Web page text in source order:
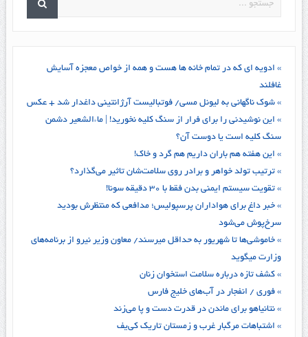
» ادویه ای که در تمام خانه ها هست و همه از خواص معجزه آسایش
غافلند
» شوک ناگهانی به لیونل مسی/ فوتبالیست آرژانتینی داغدار شد + عکس
» این نوشیدنی را برای فرار از سنگ کلیه نخورید! | ماءالشعیر دشمن
سنگ کلیه است یا دوست آن؟
» این هفته هم باران داریم هم گرد و خاک!
» ترتیب تولد خواهر و برادر روی سلامت‌شان تاثیر می‌گذارد؟
» تقویت سیستم ایمنی بدن فقط با ۳۰ دقیقه سونا!
» خبر داغ برای هواداران پرسپولیس؛ مدافعی که منتظرش بودید
سرخ‌پوش می‌شود
» خاموشی‌ها تا شهریور به حداقل میرسند/ معاون وزیر نیرو از برنامه‌های
وزارت میگوید
» کشف تازه درباره سلامت استخوان زنان
» فوری / انفجار در آب‌های خلیج فارس
» نتانیاهو برای ماندن در قدرت دست و پا می‌زند
» اشتباهات مرگبار غرب و زمستان تاریک کی‌یف